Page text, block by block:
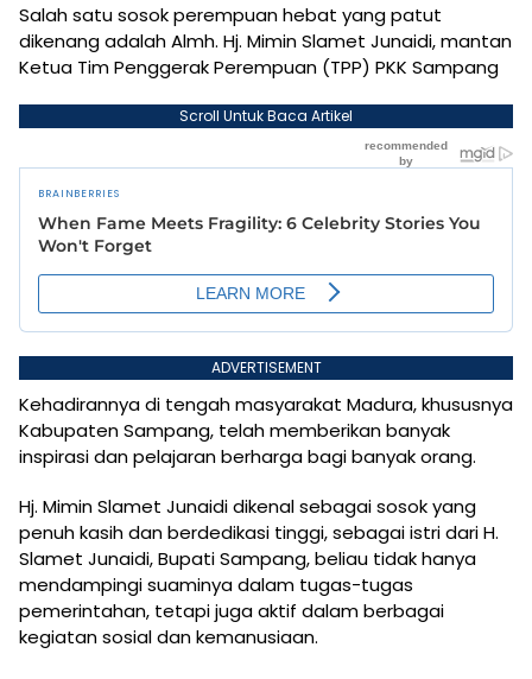
Salah satu sosok perempuan hebat yang patut
dikenang adalah Almh. Hj. Mimin Slamet Junaidi, mantan
Ketua Tim Penggerak Perempuan (TPP) PKK Sampang
Scroll Untuk Baca Artikel
ADVERTISEMENT
Kehadirannya di tengah masyarakat Madura, khususnya
Kabupaten Sampang, telah memberikan banyak
inspirasi dan pelajaran berharga bagi banyak orang.
Hj. Mimin Slamet Junaidi dikenal sebagai sosok yang
penuh kasih dan berdedikasi tinggi, sebagai istri dari H.
Slamet Junaidi, Bupati Sampang, beliau tidak hanya
mendampingi suaminya dalam tugas-tugas
pemerintahan, tetapi juga aktif dalam berbagai
kegiatan sosial dan kemanusiaan.